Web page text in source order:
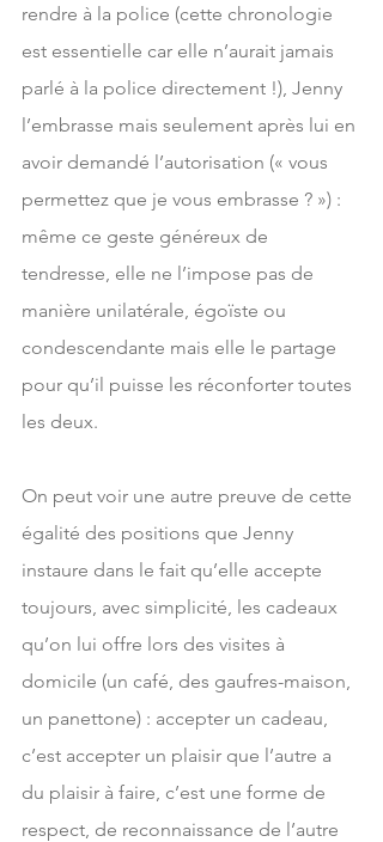
rendre à la police (cette chronologie
est essentielle car elle n’aurait jamais
parlé à la police directement !), Jenny
l’embrasse mais seulement après lui en
avoir demandé l’autorisation (« vous
permettez que je vous embrasse ? ») :
même ce geste généreux de
tendresse, elle ne l’impose pas de
manière unilatérale, égoïste ou
condescendante mais elle le partage
pour qu’il puisse les réconforter toutes
les deux.
On peut voir une autre preuve de cette
égalité des positions que Jenny
instaure dans le fait qu’elle accepte
toujours, avec simplicité, les cadeaux
qu’on lui offre lors des visites à
domicile (un café, des gaufres-maison,
un panettone) : accepter un cadeau,
c’est accepter un plaisir que l’autre a
du plaisir à faire, c’est une forme de
respect, de reconnaissance de l’autre